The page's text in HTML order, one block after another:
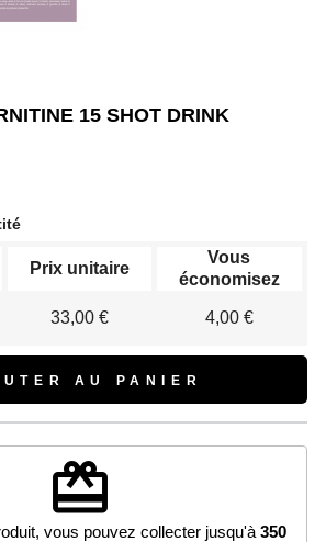
15 SHOT DRINK
Prix unitaire
Vous
économisez
33,00 € 4,00 €
AU PANIER
redeem
vous pouvez collecter jusqu'à 350